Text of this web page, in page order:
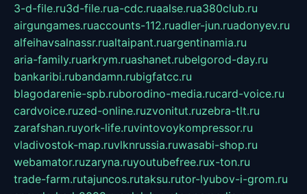
3-d-file.ru3d-file.rua-cdc.ruaalse.rua380club.ru
airgungames.ruaccounts-112.ruadler-jun.ruadonyev.ru
alfeihavsalnassr.rualtaipant.ruargentinamia.ru
aria-family.ruarkrym.ruashanet.rubelgorod-day.ru
bankaribi.rubandamn.rubigfatcc.ru
blagodarenie-spb.ruborodino-media.rucard-voice.ru
cardvoice.ruzed-online.ruzvonitut.ruzebra-tlt.ru
zarafshan.ruyork-life.ruvintovoykompressor.ru
vladivostok-map.ruvlknrussia.ruwasabi-shop.ru
webamator.ruzaryna.ruyoutubefree.rux-ton.ru
trade-farm.rutajuncos.rutaksu.rutor-lyubov-i-grom.ru